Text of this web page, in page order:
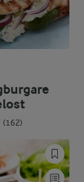
(162)